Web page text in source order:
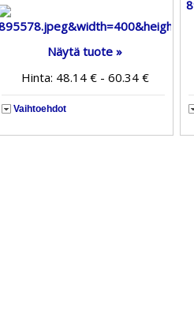
Näytä tuote »
Hinta: 48.14 € - 60.34 €
Vaihtoehdot